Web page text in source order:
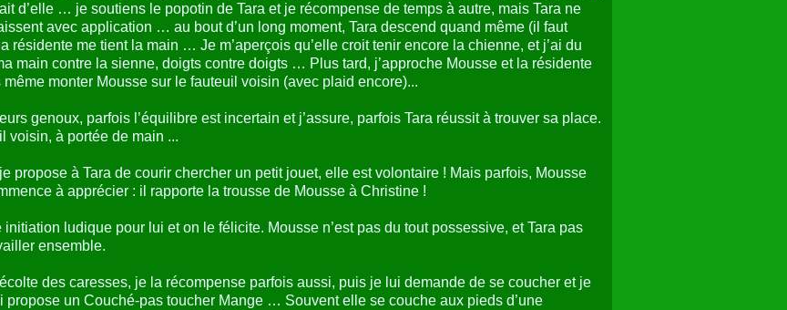
d’elle … je soutiens le popotin de Tara et je récompense de temps à autre, mais Tara ne
avec application … au bout d’un long moment, Tara descend quand même (il faut
résidente me tient la main … Je m’aperçois qu’elle croit tenir encore la chienne, et j’ai du
main contre la sienne, doigts contre doigts … Plus tard, j’approche Mousse et la résidente
monter Mousse sur le fauteuil voisin (avec plaid encore)...
genoux, parfois l’équilibre est incertain et j’assure, parfois Tara réussit à trouver sa place.
voisin, à portée de main ...
propose à Tara de courir chercher un petit jouet, elle est volontaire ! Mais parfois, Mousse
à apprécier : il rapporte la trousse de Mousse à Christine !
ludique pour lui et on le félicite. Mousse n’est pas du tout possessive, et Tara pas
ensemble.
des caresses, je la récompense parfois aussi, puis je lui demande de se coucher et je
propose un Couché-pas toucher Mange … Souvent elle se couche aux pieds d’une